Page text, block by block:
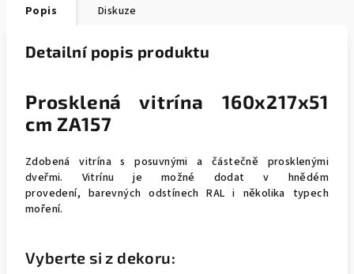
Popis Diskuze
Detailní popis produktu
Prosklená vitrína 160x217x51
cm ZA157
Zdobená vitrína s posuvnými a částečně prosklenými
dveřmi. Vitrínu je možné dodat v hnědém
provedení, barevných odstínech RAL i několika typech
moření.
Vyberte si z dekoru: